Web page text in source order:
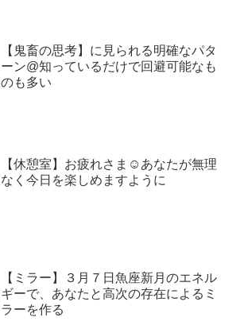
【鬼畜の思考】に見られる明確なパタ
ーン@知っているだけで回避可能なも
のも多い
【休憩室】お疲れさま☺︎あなたが無理
なく今日を楽しめますように
【ミラー】３月７日魚座新月のエネル
ギーで、あなたと高次の存在によるミ
ラーを作る